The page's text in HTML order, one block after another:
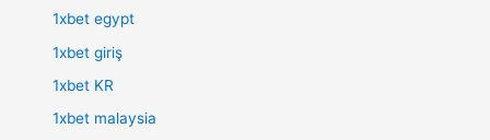
1xbet egypt
1xbet giriş
1xbet KR
1xbet malaysia